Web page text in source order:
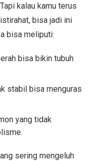
kalau kamu terus
bisa jadi ini
bisa meliputi:
bisa bikin tubuh
stabil bisa menguras
yang tidak
sering mengeluh